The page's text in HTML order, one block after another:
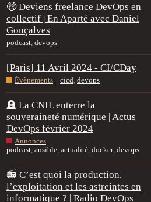
🤑 Deviens freelance DevOps en
collectif | En Aparté avec Daniel
Gonçalves
podcast, devops
[Paris] 11 Avril 2024 - CI/CDay
Évènements cicd, devops
🪦 La CNIL enterre la
souveraineté numérique | Actus
DevOps février 2024
Annonces
podcast, ansible, actualité, docker, devops
📻 C’est quoi la production,
l’exploitation et les astreintes en
informatique ? | Radio DevOps